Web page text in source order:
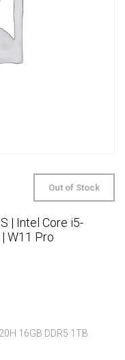
Out of Stock
| Intel Core i5-
W11 Pro
16GB DDR5 1TB